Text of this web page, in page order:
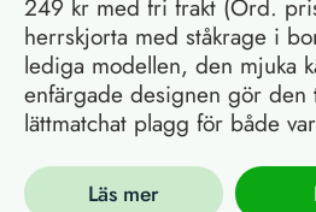
herrskjorta med ståkrage i
lediga modellen, den mjuka
enfärgade designen gör den
lättmatchat plagg för både
Läs mer